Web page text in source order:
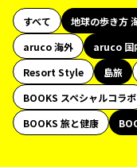
すべて 地球の歩き方
aruco 海外
aruco 国
Resort Style
島旅
BOOKS スペシャルコラボ
BOOKS 旅と健康